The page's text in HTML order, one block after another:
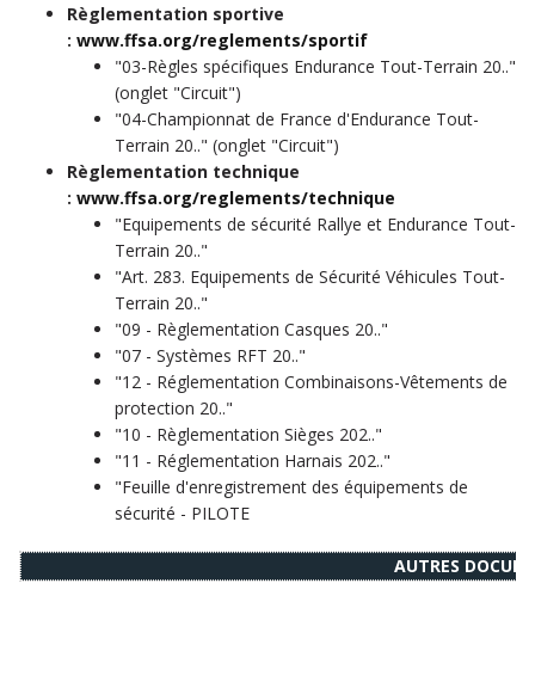
Règlementation sportive
: www.ffsa.org/reglements/sportif
​"03-Règles spécifiques Endurance Tout-Terrain 20.."
(onglet "Circuit")
"04-Championnat de France d'Endurance Tout-
Terrain 20.." (onglet "Circuit")​
Règlementation technique
: www.ffsa.org/reglements/technique
"Equipements de sécurité Rallye et Endurance Tout-
Terrain 20.."
"Art. 283. Equipements de Sécurité Véhicules Tout-
Terrain 20.."
"09 - Règlementation Casques 20.."
"07 - Systèmes RFT 20.."
"12 - Réglementation Combinaisons-Vêtements de
protection 20.."
"10 - Règlementation Sièges 202.."
"11 - Réglementation Harnais 202.."
"Feuille d'enregistrement des équipements de
sécurité - PILOTE
AUTRES